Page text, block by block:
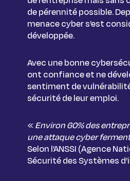
de pérennité possible.
menace cyber s’est
développée.
Avec une bonne
ont confiance et ne
sentiment de
sécurité de leur emploi.
«Environ 60% des
une attaque cyber
Selon l’ANSSI (Agence
Sécurité des Systèmes